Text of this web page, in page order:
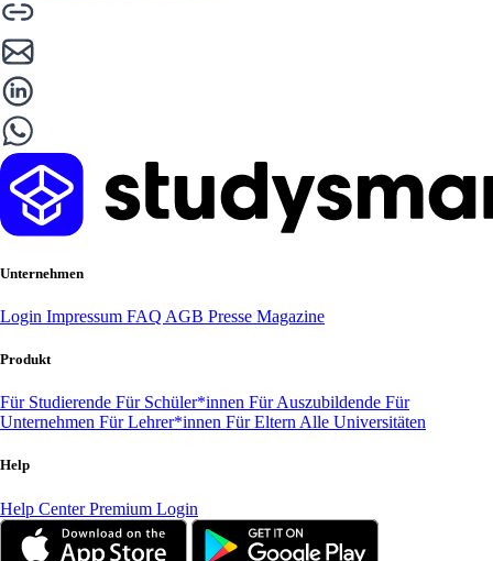
Unternehmen
Login Impressum FAQ AGB Presse Magazine
Produkt
Für Studierende Für Schüler*innen Für Auszubildende Für
Unternehmen Für Lehrer*innen Für Eltern Alle Universitäten
Help
Help CenterPremium Login